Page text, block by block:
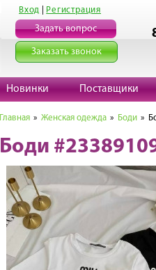
Вход Регистрация
Задать вопрос
Заказать звонок
Новинки Поставщики
Главная » Женская одежда » Боди »
Боди